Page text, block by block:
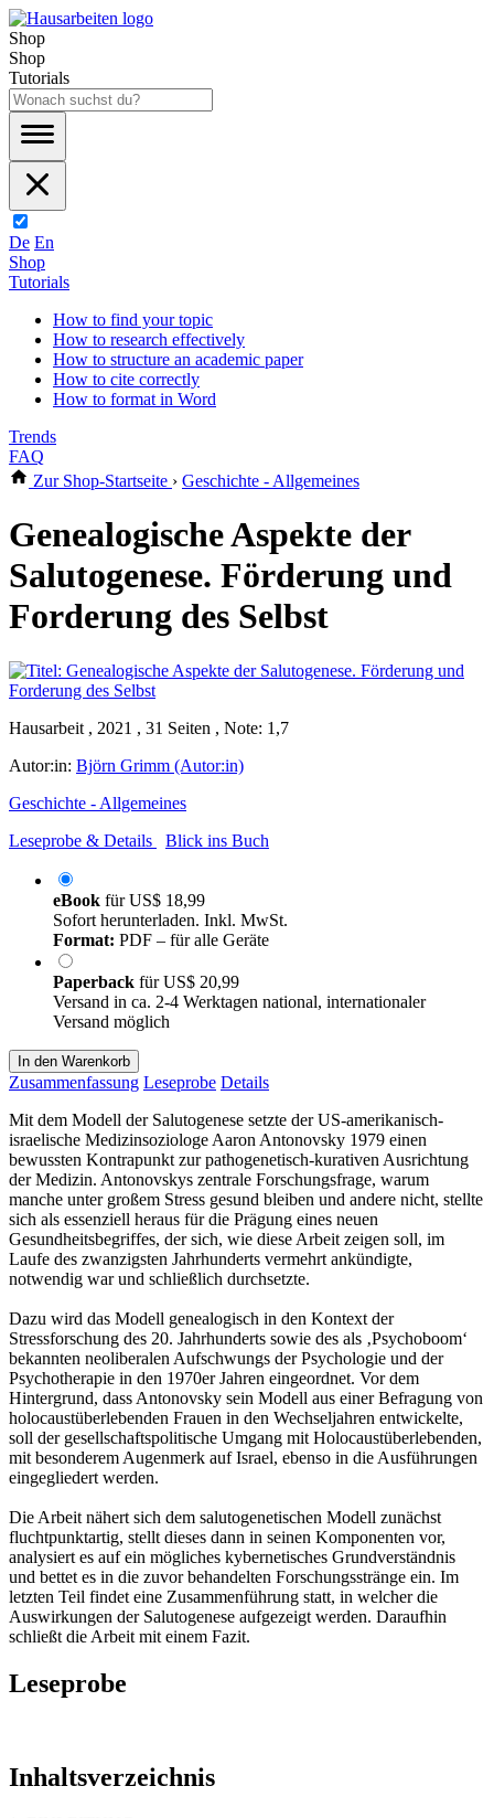
Shop
Shop
Tutorials
De En
Shop
Tutorials
How to find your topic
How to research effectively
How to structure an academic paper
How to cite correctly
How to format in Word
Trends
FAQ
Zur Shop-Startseite › Geschichte - Allgemeines
Genealogische Aspekte der
Salutogenese. Förderung und
Forderung des Selbst
Hausarbeit , 2021 , 31 Seiten , Note: 1,7
Autor:in: Björn Grimm (Autor:in)
Geschichte - Allgemeines
Leseprobe & Details
Blick ins Buch
eBook fürUS$ 18,99
Sofort herunterladen. Inkl. MwSt.
Format: PDF – für alle Geräte
Paperback fürUS$ 20,99
Versand in ca. 2-4 Werktagen national, internationaler
Versand möglich
In den Warenkorb
Zusammenfassung Leseprobe Details
Mit dem Modell der Salutogenese setzte der US-amerikanisch-
israelische Medizinsoziologe Aaron Antonovsky 1979 einen
bewussten Kontrapunkt zur pathogenetisch-kurativen Ausrichtung
der Medizin. Antonovskys zentrale Forschungsfrage, warum
manche unter großem Stress gesund bleiben und andere nicht, stellte
sich als essenziell heraus für die Prägung eines neuen
Gesundheitsbegriffes, der sich, wie diese Arbeit zeigen soll, im
Laufe des zwanzigsten Jahrhunderts vermehrt ankündigte,
notwendig war und schließlich durchsetzte.
Dazu wird das Modell genealogisch in den Kontext der
Stressforschung des 20. Jahrhunderts sowie des als ‚Psychoboom‘
bekannten neoliberalen Aufschwungs der Psychologie und der
Psychotherapie in den 1970er Jahren eingeordnet. Vor dem
Hintergrund, dass Antonovsky sein Modell aus einer Befragung von
holocaustüberlebenden Frauen in den Wechseljahren entwickelte,
soll der gesellschaftspolitische Umgang mit Holocaustüberlebenden,
mit besonderem Augenmerk auf Israel, ebenso in die Ausführungen
eingegliedert werden.
Die Arbeit nähert sich dem salutogenetischen Modell zunächst
fluchtpunktartig, stellt dieses dann in seinen Komponenten vor,
analysiert es auf ein mögliches kybernetisches Grundverständnis
und bettet es in die zuvor behandelten Forschungsstränge ein. Im
letzten Teil findet eine Zusammenführung statt, in welcher die
Auswirkungen der Salutogenese aufgezeigt werden. Daraufhin
schließt die Arbeit mit einem Fazit.
Leseprobe
Inhaltsverzeichnis